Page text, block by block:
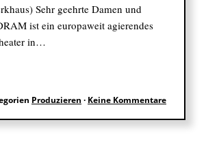
Sehr geehrte Damen und
ist ein europaweit agierendes
in…
Produzieren · Keine Kommentare